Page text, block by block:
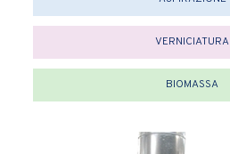
VERNICIATURA
BIOMASSA